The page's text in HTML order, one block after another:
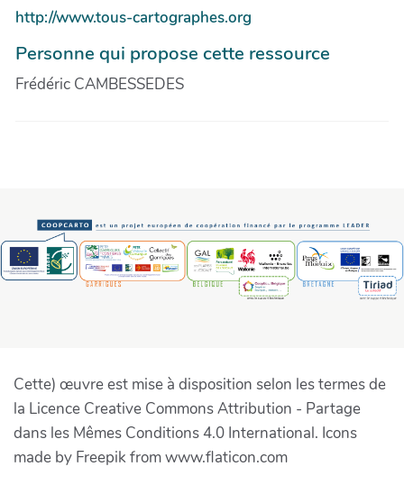
http://www.tous-cartographes.org
Personne qui propose cette ressource
Frédéric CAMBESSEDES
Cette) œuvre est mise à disposition selon les termes de
la Licence Creative Commons Attribution - Partage
dans les Mêmes Conditions 4.0 International. Icons
made by Freepik from www.flaticon.com